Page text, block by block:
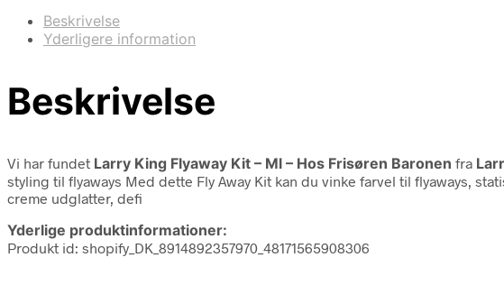
Beskrivelse
Yderligere information
Beskrivelse
Vi har fundet Larry King Flyaway Kit – Ml – Hos Frisøren Baronen fra
styling til flyaways Med dette Fly Away Kit kan du vinke farvel til flyaways,
creme udglatter, defi
Yderlige produktinformationer:
Produkt id: shopify_DK_8914892357970_48171565908306